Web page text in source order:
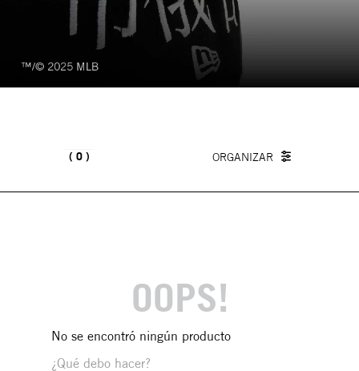
0
OOPS!
No se encontró ningún producto
¿Qué debo hacer?